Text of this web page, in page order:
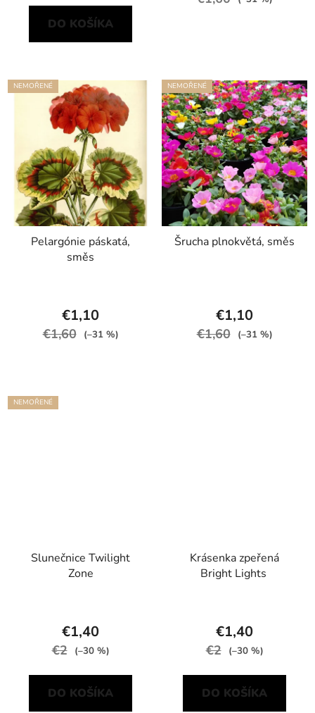
DO KOŠÍKA
NEMOŘENÉ
Pelargónie páskatá,
směs
€1,10
€1,60 (–31 %)
NEMOŘENÉ
Šrucha plnokvětá, směs
€1,10
€1,60 (–31 %)
NEMOŘENÉ
Slunečnice Twilight
Zone
€1,40
€2 (–30 %)
DO KOŠÍKA
Krásenka zpeřená
Bright Lights
€1,40
€2 (–30 %)
DO KOŠÍKA